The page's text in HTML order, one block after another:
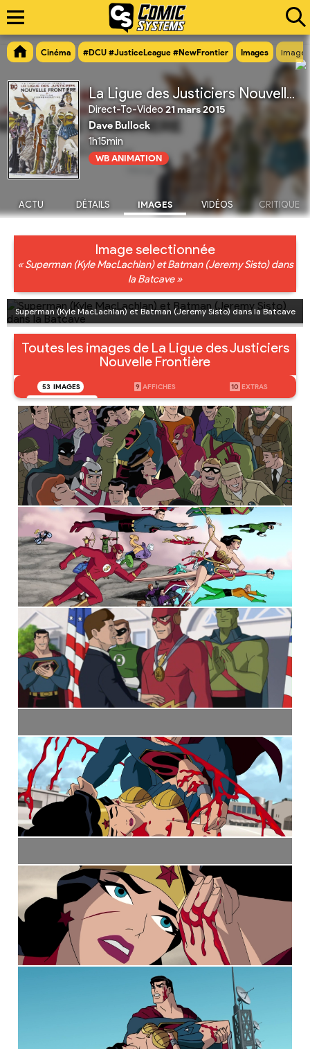
Cinéma #DCU #JusticeLeague #NewFrontier Images Image
La Ligue des Justiciers Nouvelle Frontière
Direct-To-Video21 mars 2015
Dave Bullock
1h15min
WB ANIMATION
ACTU DÉTAILS IMAGES VIDÉOS CRITIQUE
Image selectionnée
« Superman (Kyle MacLachlan) et Batman (Jeremy Sisto) dans
la Batcave »
Superman (Kyle MacLachlan) et Batman (Jeremy Sisto) dans la Batcave
Toutes les images de La Ligue des Justiciers
Nouvelle Frontière
53 IMAGES 9 AFFICHES 10 EXTRAS